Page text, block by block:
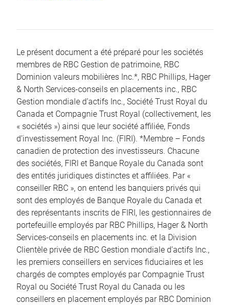
Le présent document a été préparé pour les sociétés
membres de RBC Gestion de patrimoine, RBC
Dominion valeurs mobilières Inc.*, RBC Phillips, Hager
& North Services-conseils en placements inc., RBC
Gestion mondiale d’actifs Inc., Société Trust Royal du
Canada et Compagnie Trust Royal (collectivement, les
« sociétés ») ainsi que leur société affiliée, Fonds
d’investissement Royal Inc. (FIRI). *Membre – Fonds
canadien de protection des investisseurs. Chacune
des sociétés, FIRI et Banque Royale du Canada sont
des entités juridiques distinctes et affiliées. Par «
conseiller RBC », on entend les banquiers privés qui
sont des employés de Banque Royale du Canada et
des représentants inscrits de FIRI, les gestionnaires de
portefeuille employés par RBC Phillips, Hager & North
Services-conseils en placements inc. et la Division
Clientèle privée de RBC Gestion mondiale d’actifs Inc.,
les premiers conseillers en services fiduciaires et les
chargés de comptes employés par Compagnie Trust
Royal ou Société Trust Royal du Canada ou les
conseillers en placement employés par RBC Dominion